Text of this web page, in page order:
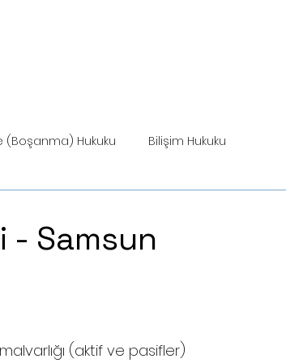
(Boşanma) Hukuku Bilişim Hukuku
- Samsun
(aktif ve pasifler)